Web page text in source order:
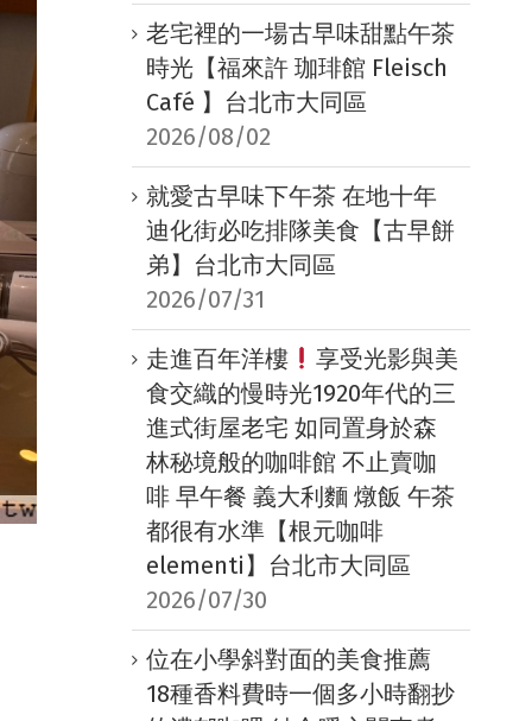
老宅裡的一場古早味甜點午茶
時光【福來許 珈琲館 Fleisch
Café 】台北市大同區
2026/08/02
就愛古早味下午茶 在地十年
迪化街必吃排隊美食【古早餅
弟】台北市大同區
2026/07/31
走進百年洋樓
享受光影與美
食交織的慢時光1920年代的三
進式街屋老宅 如同置身於森
林秘境般的咖啡館 不止賣咖
啡 早午餐 義大利麵 燉飯 午茶
都很有水準【根元咖啡
elementi】台北市大同區
2026/07/30
位在小學斜對面的美食推薦
18種香料費時一個多小時翻抄